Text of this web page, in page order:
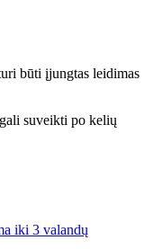
būti įjungtas leidimas
suveikti po kelių
iki 3 valandų